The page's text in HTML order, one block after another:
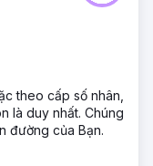
theo cấp số nhân,
là duy nhất. Chúng
đường của Bạn.